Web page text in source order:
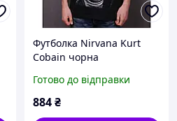
Футболка Nirvana Kurt
Cobain чорна
Готово до відправки
884₴